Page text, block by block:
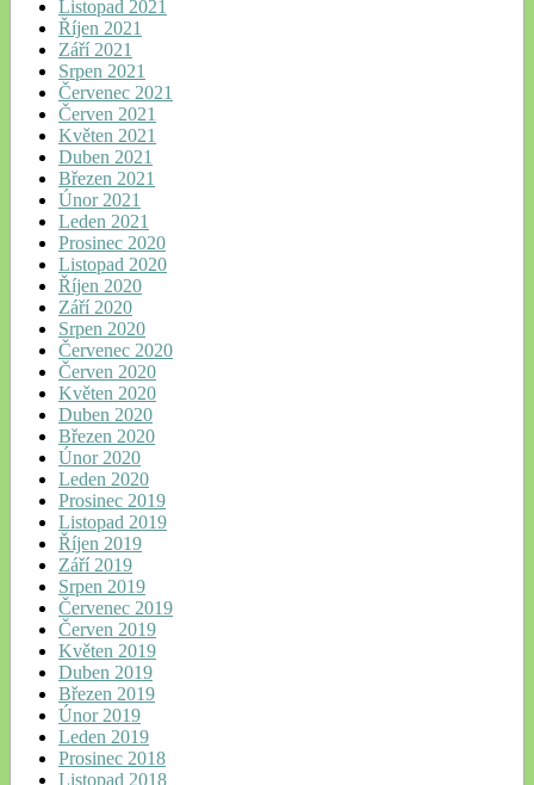
Listopad 2021
Říjen 2021
Září 2021
Srpen 2021
Červenec 2021
Červen 2021
Květen 2021
Duben 2021
Březen 2021
Únor 2021
Leden 2021
Prosinec 2020
Listopad 2020
Říjen 2020
Září 2020
Srpen 2020
Červenec 2020
Červen 2020
Květen 2020
Duben 2020
Březen 2020
Únor 2020
Leden 2020
Prosinec 2019
Listopad 2019
Říjen 2019
Září 2019
Srpen 2019
Červenec 2019
Červen 2019
Květen 2019
Duben 2019
Březen 2019
Únor 2019
Leden 2019
Prosinec 2018
Listopad 2018